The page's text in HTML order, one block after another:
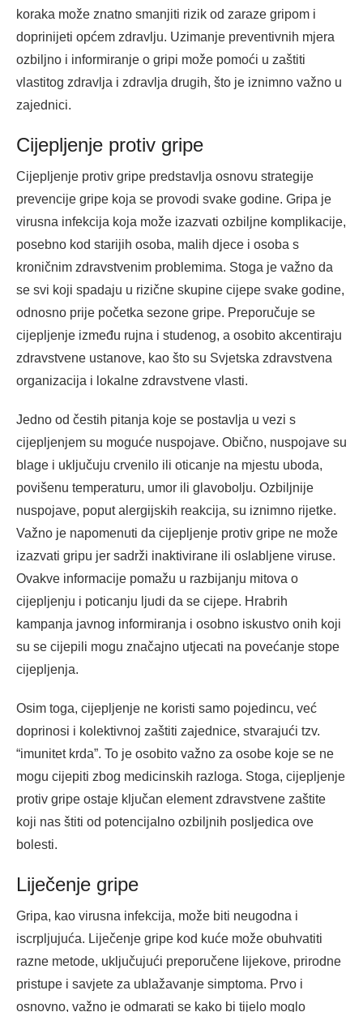
koraka može znatno smanjiti rizik od zaraze gripom i
doprinijeti općem zdravlju. Uzimanje preventivnih mjera
ozbiljno i informiranje o gripi može pomoći u zaštiti
vlastitog zdravlja i zdravlja drugih, što je iznimno važno u
zajednici.
Cijepljenje protiv gripe
Cijepljenje protiv gripe predstavlja osnovu strategije
prevencije gripe koja se provodi svake godine. Gripa je
virusna infekcija koja može izazvati ozbiljne komplikacije,
posebno kod starijih osoba, malih djece i osoba s
kroničnim zdravstvenim problemima. Stoga je važno da
se svi koji spadaju u rizične skupine cijepe svake godine,
odnosno prije početka sezone gripe. Preporučuje se
cijepljenje između rujna i studenog, a osobito akcentiraju
zdravstvene ustanove, kao što su Svjetska zdravstvena
organizacija i lokalne zdravstvene vlasti.
Jedno od čestih pitanja koje se postavlja u vezi s
cijepljenjem su moguće nuspojave. Obično, nuspojave su
blage i uključuju crvenilo ili oticanje na mjestu uboda,
povišenu temperaturu, umor ili glavobolju. Ozbiljnije
nuspojave, poput alergijskih reakcija, su iznimno rijetke.
Važno je napomenuti da cijepljenje protiv gripe ne može
izazvati gripu jer sadrži inaktivirane ili oslabljene viruse.
Ovakve informacije pomažu u razbijanju mitova o
cijepljenju i poticanju ljudi da se cijepe. Hrabrih
kampanja javnog informiranja i osobno iskustvo onih koji
su se cijepili mogu značajno utjecati na povećanje stope
cijepljenja.
Osim toga, cijepljenje ne koristi samo pojedincu, već
doprinosi i kolektivnoj zaštiti zajednice, stvarajući tzv.
“imunitet krda”. To je osobito važno za osobe koje se ne
mogu cijepiti zbog medicinskih razloga. Stoga, cijepljenje
protiv gripe ostaje ključan element zdravstvene zaštite
koji nas štiti od potencijalno ozbiljnih posljedica ove
bolesti.
Liječenje gripe
Gripa, kao virusna infekcija, može biti neugodna i
iscrpljujuća. Liječenje gripe kod kuće može obuhvatiti
razne metode, uključujući preporučene lijekove, prirodne
pristupe i savjete za ublažavanje simptoma. Prvo i
osnovno, važno je odmarati se kako bi tijelo moglo